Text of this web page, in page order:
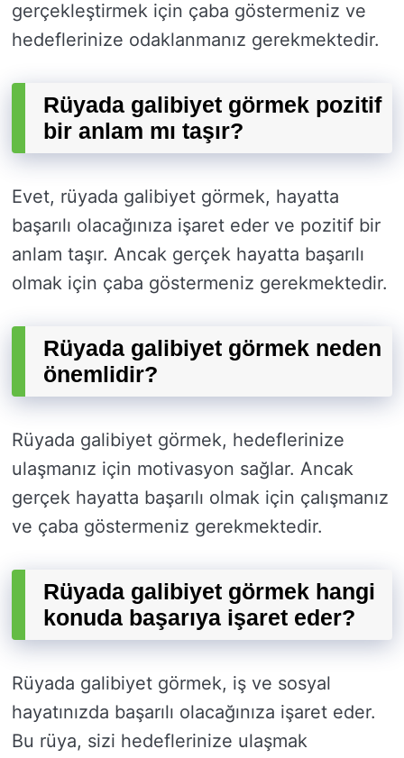
gerçekleştirmek için çaba göstermeniz ve
hedeflerinize odaklanmanız gerekmektedir.
Rüyada galibiyet görmek pozitif
bir anlam mı taşır?
Evet, rüyada galibiyet görmek, hayatta
başarılı olacağınıza işaret eder ve pozitif bir
anlam taşır. Ancak gerçek hayatta başarılı
olmak için çaba göstermeniz gerekmektedir.
Rüyada galibiyet görmek neden
önemlidir?
Rüyada galibiyet görmek, hedeflerinize
ulaşmanız için motivasyon sağlar. Ancak
gerçek hayatta başarılı olmak için çalışmanız
ve çaba göstermeniz gerekmektedir.
Rüyada galibiyet görmek hangi
konuda başarıya işaret eder?
Rüyada galibiyet görmek, iş ve sosyal
hayatınızda başarılı olacağınıza işaret eder.
Bu rüya, sizi hedeflerinize ulaşmak